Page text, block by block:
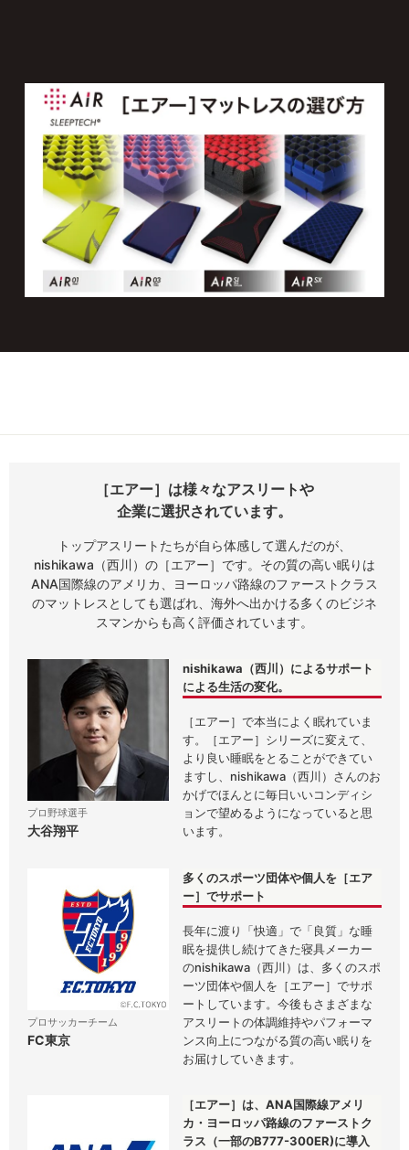
［エアー］は様々なアスリートや
企業に選択されています。
トップアスリートたちが自ら体感して選んだのが、
nishikawa（西川）の［エアー］です。その質の高い眠りは
ANA国際線のアメリカ、ヨーロッパ路線のファーストクラス
のマットレスとしても選ばれ、海外へ出かける多くのビジネ
スマンからも高く評価されています。
プロ野球選手
大谷翔平
nishikawa（西川）によるサポート
による生活の変化。
［エアー］で本当によく眠れていま
す。［エアー］シリーズに変えて、
より良い睡眠をとることができてい
ますし、nishikawa（西川）さんのお
かげでほんとに毎日いいコンディシ
ョンで望めるようになっていると思
います。
プロサッカーチーム
FC東京
多くのスポーツ団体や個人を［エア
ー］でサポート
長年に渡り「快適」で「良質」な睡
眠を提供し続けてきた寝具メーカー
のnishikawa（西川）は、多くのスポ
ーツ団体や個人を［エアー］でサポ
ートしています。今後もさまざまな
アスリートの体調維持やパフォーマ
ンス向上につながる質の高い眠りを
お届けしていきます。
［エアー］は、ANA国際線アメリ
カ・ヨーロッパ路線のファーストク
ラス（一部のB777-300ER)に導入